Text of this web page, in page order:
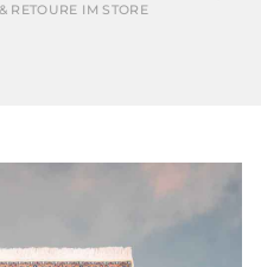
RETOURE IM STORE